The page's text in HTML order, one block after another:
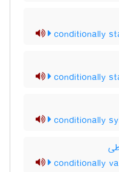
conditionally
conditionally
conditionally
conditionally